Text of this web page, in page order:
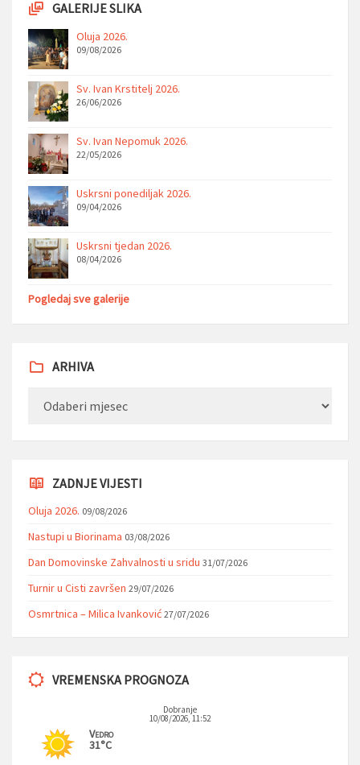
GALERIJE SLIKA
Oluja 2026.
09/08/2026
Sv. Ivan Krstitelj 2026.
26/06/2026
Sv. Ivan Nepomuk 2026.
22/05/2026
Uskrsni ponediljak 2026.
09/04/2026
Uskrsni tjedan 2026.
08/04/2026
Pogledaj sve galerije
ARHIVA
ZADNJE VIJESTI
Oluja 2026. 09/08/2026
Nastupi u Biorinama 03/08/2026
Dan Domovinske Zahvalnosti u sridu 31/07/2026
Turnir u Cisti završen 29/07/2026
Osmrtnica – Milica Ivanković 27/07/2026
VREMENSKA PROGNOZA
Dobranje
10/08/2026, 11:52
Vedro
31°C